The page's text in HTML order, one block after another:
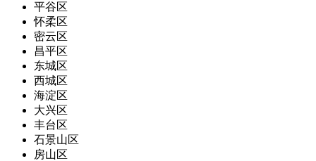
平谷区
怀柔区
密云区
昌平区
东城区
西城区
海淀区
大兴区
丰台区
石景山区
房山区